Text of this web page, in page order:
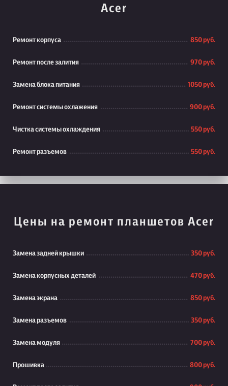
Acer
Ремонт корпуса 850 руб.
Ремонт после залития 970 руб.
Замена блока питания 1050 руб.
Ремонт системы охлажения 900 руб.
Чистка системы охлаждения 550 руб.
Ремонт разъемов 550 руб.
Цены на ремонт планшетов Acer
Замена задней крышки 350 руб.
Замена корпусных деталей 470 руб.
Замена экрана 850 руб.
Замена разъемов 350 руб.
Замена модуля 700 руб.
Прошивка 800 руб.